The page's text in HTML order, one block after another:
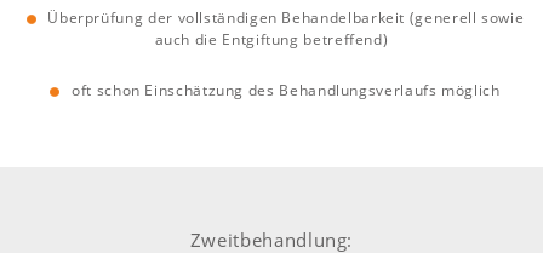
Überprüfung der vollständigen Behandelbarkeit (generell sowie
auch die Entgiftung betreffend)
oft schon Einschätzung des Behandlungsverlaufs möglich
Zweitbehandlung: